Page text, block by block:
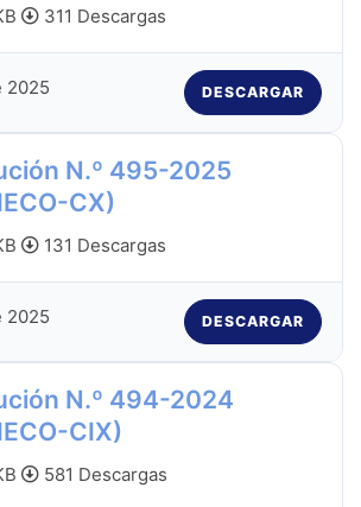
311 Descargas
2025 DESCARGAR
N.º 495-2025
CX)
131 Descargas
2025 DESCARGAR
N.º 494-2024
CIX)
581 Descargas